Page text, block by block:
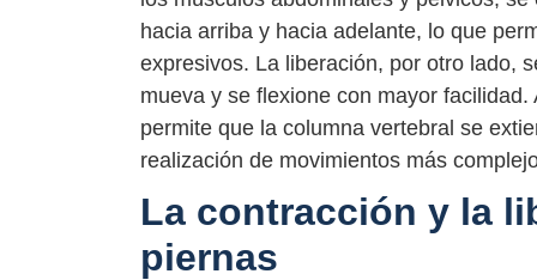
hacia arriba y hacia adelante, lo que
expresivos. La liberación, por otro lado,
mueva y se flexione con mayor
permite que la columna vertebral se
realización de movimientos más
La contracción y la
piernas